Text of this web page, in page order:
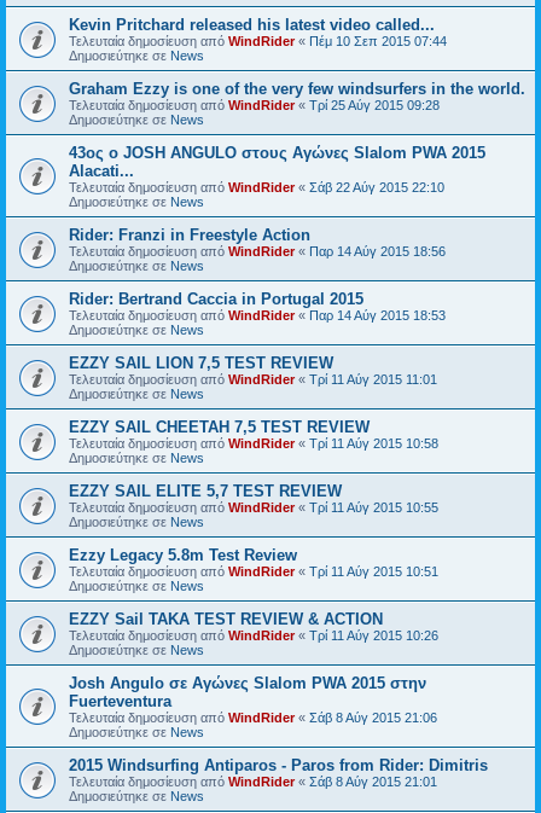
Kevin Pritchard released his latest video called...
Τελευταία δημοσίευση από WindRider« Πέμ 10 Σεπ 2015 07:44
Δημοσιεύτηκε σε News
Graham Ezzy is one of the very few windsurfers in the world.
Τελευταία δημοσίευση από WindRider« Τρί 25 Αύγ 2015 09:28
Δημοσιεύτηκε σε News
43oς ο JOSH ANGULO στους Αγώνες Slalom PWA 2015
Alacati...
Τελευταία δημοσίευση από WindRider« Σάβ 22 Αύγ 2015 22:10
Δημοσιεύτηκε σε News
Rider: Franzi in Freestyle Action
Τελευταία δημοσίευση από WindRider« Παρ 14 Αύγ 2015 18:56
Δημοσιεύτηκε σε News
Rider: Bertrand Caccia in Portugal 2015
Τελευταία δημοσίευση από WindRider« Παρ 14 Αύγ 2015 18:53
Δημοσιεύτηκε σε News
EZZY SAIL LION 7,5 TEST REVIEW
Τελευταία δημοσίευση από WindRider« Τρί 11 Αύγ 2015 11:01
Δημοσιεύτηκε σε News
EZZY SAIL CHEETAH 7,5 TEST REVIEW
Τελευταία δημοσίευση από WindRider« Τρί 11 Αύγ 2015 10:58
Δημοσιεύτηκε σε News
EZZY SAIL ELITE 5,7 TEST REVIEW
Τελευταία δημοσίευση από WindRider« Τρί 11 Αύγ 2015 10:55
Δημοσιεύτηκε σε News
Ezzy Legacy 5.8m Test Review
Τελευταία δημοσίευση από WindRider« Τρί 11 Αύγ 2015 10:51
Δημοσιεύτηκε σε News
EZZY Sail TAKA TEST REVIEW & ACTION
Τελευταία δημοσίευση από WindRider« Τρί 11 Αύγ 2015 10:26
Δημοσιεύτηκε σε News
Josh Angulo σε Αγώνες Slalom PWA 2015 στην
Fuerteventura
Τελευταία δημοσίευση από WindRider« Σάβ 8 Αύγ 2015 21:06
Δημοσιεύτηκε σε News
2015 Windsurfing Antiparos - Paros from Rider: Dimitris
Τελευταία δημοσίευση από WindRider« Σάβ 8 Αύγ 2015 21:01
Δημοσιεύτηκε σε News